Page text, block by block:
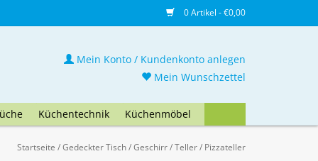
0 Artikel - €0,00
Küchentechnik Küchenmöbel
Mein Konto / Kundenkonto anlegen
Mein Wunschzettel
Startseite /Gedeckter Tisch/Geschirr/Teller/ Pizzateller